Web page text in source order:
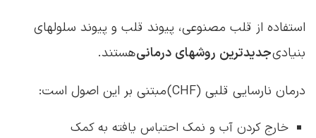
استفاده از قلب مصنوعی، پیوند قلب و پیوند سلولهای
بنیادیجدیدترین روشهای درمانیهستند.
درمان نارسایی قلبی (CHF) مبتنی بر این اصول است:
خارج کردن آب و نمک احتباس یافته به کمک